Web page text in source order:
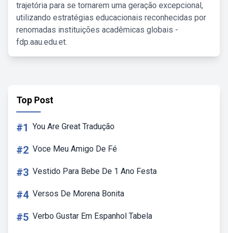
trajetória para se tornarem uma geração excepcional,
utilizando estratégias educacionais reconhecidas por
renomadas instituições acadêmicas globais -
fdp.aau.edu.et.
Top Post
#1 You Are Great Tradução
#2 Voce Meu Amigo De Fé
#3 Vestido Para Bebe De 1 Ano Festa
#4 Versos De Morena Bonita
#5 Verbo Gustar Em Espanhol Tabela